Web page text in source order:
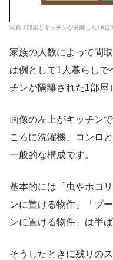
写真 1部屋とキッチンが分離した1Kは
家族の人数によって間
は例として1人暮らしで
チンが隔離された1部屋
画像の左上がキッチン
ころに洗濯機、コンロ
一般的な構成です。
基本的には「虫やホコ
ンに置ける物件」「ブ
ンに置ける物件」は半
そうしたときに残りの